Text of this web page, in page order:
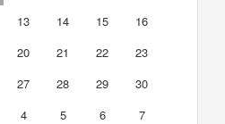
13 14 15
16
20 21 22
23
27 28 29
30
4 5 6 7